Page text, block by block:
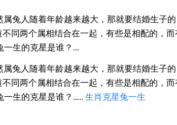
兔人随着年龄越来越大，那就要结婚生子
同两个属相结合在一起，有些是相配的，
一生的克星是谁？...
兔人随着年龄越来越大，那就要结婚生子
同两个属相结合在一起，有些是相配的，
生的克星是谁？..... 生肖 克星兔一生